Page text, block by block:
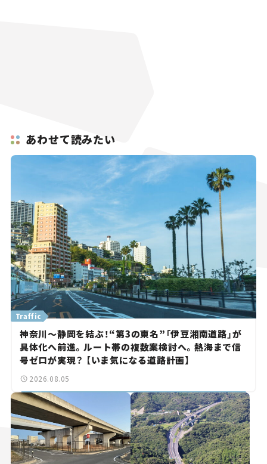
あわせて読みたい
Traffic
神奈川～静岡を結ぶ！“第3の東名”「伊豆湘南道路」が
具体化へ前進。ルート帯の複数案検討へ。熱海まで信
号ゼロが実現？ 【いま気になる道路計画】
2026.08.05